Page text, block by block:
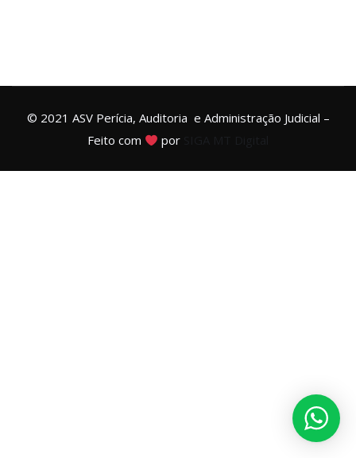
© 2021 ASV Perícia, Auditoria e Administração Judicial –
Feito com
por